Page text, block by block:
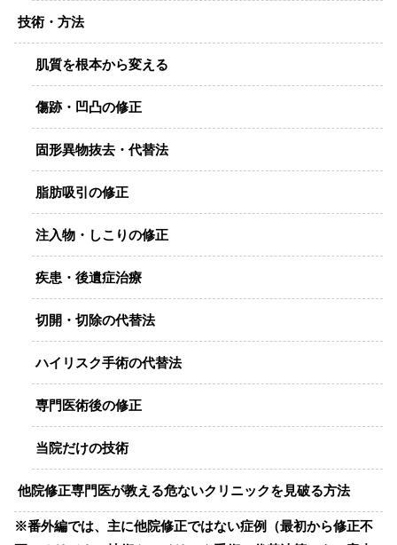
技術・方法
肌質を根本から変える
傷跡・凹凸の修正
固形異物抜去・代替法
脂肪吸引の修正
注入物・しこりの修正
疾患・後遺症治療
切開・切除の代替法
ハイリスク手術の代替法
専門医術後の修正
当院だけの技術
他院修正専門医が教える危ないクリニックを見破る方法
※番外編では、主に他院修正ではない症例（最初から修正不